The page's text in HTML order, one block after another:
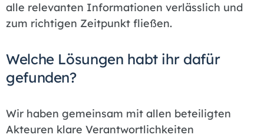
alle relevanten Informationen verlässlich und
zum richtigen Zeitpunkt fließen.
Welche Lösungen habt ihr dafür
gefunden?
Wir haben gemeinsam mit allen beteiligten
Akteuren klare Verantwortlichkeiten